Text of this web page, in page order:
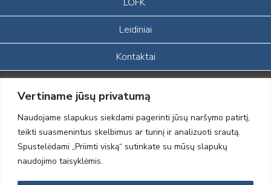
Vertiname jūsų privatumą
Naudojame slapukus siekdami pagerinti jūsų naršymo patirtį,
teikti suasmenintus skelbimus ar turinį ir analizuoti srautą.
Spustelėdami „Priimti viską“ sutinkate su mūsų slapukų
naudojimo taisyklėmis.
Leidiniai
Kontaktai
Portalas sukurtas įgyvendinant Lietuvos Respublikos, Europos
ekonominės erdvės ir Norvegijos finansinių mechanizmų iš dalies
finansuojamą paprojektį
„LOD visuomeninės /gamtosauginės veiklos sustiprinimas ir įvaizdžio
formavimas įtraukiant visuomenę į aplinkosauginių tyrimų veiklą“
(paprojekčio
įgyvendinimo sutarties numeris 2004-LT0008-NVO-1EEE/NOR-02-